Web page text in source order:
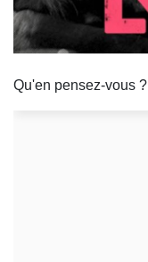
Qu'en pensez-vous ?